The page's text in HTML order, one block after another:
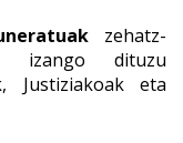
zehatz-
izango dituzu
Justiziakoak eta